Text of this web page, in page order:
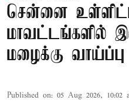
சென்னை
மாவட்டங்களில்
மழைக்கு வாய்ப்பு
Published on: 05 Aug 2026, 10:02